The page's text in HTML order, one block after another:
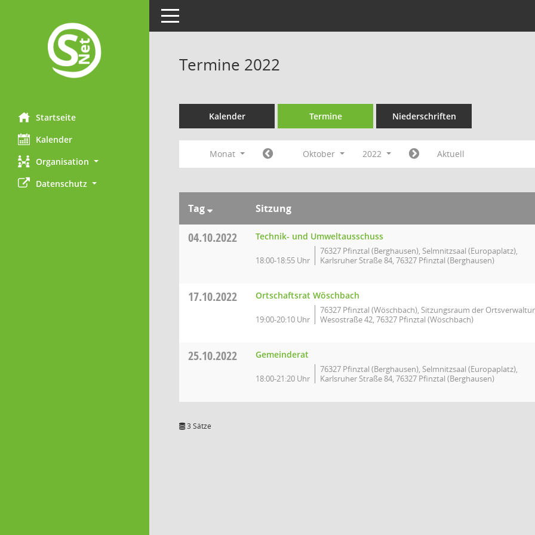
Startseite
Kalender
Organisation
Datenschutz
Toggle navigation
Termine 2022
Kalender Termine Niederschriften
Monat Oktober 2022 Aktuell
Tag Sitzung
04.10.2022 Technik- und Umweltausschuss
18:00-18:55 Uhr
76327 Pfinztal (Berghausen), Selmnitzsaal (Europaplatz),
Karlsruher Straße 84, 76327 Pfinztal (Berghausen)
17.10.2022 Ortschaftsrat Wöschbach
19:00-20:10 Uhr
76327 Pfinztal (Wöschbach), Sitzungsraum der
Wesostraße 42, 76327 Pfinztal (Wöschbach)
25.10.2022 Gemeinderat
18:00-21:20 Uhr
76327 Pfinztal (Berghausen), Selmnitzsaal (Europaplatz),
Karlsruher Straße 84, 76327 Pfinztal (Berghausen)
3 Sätze